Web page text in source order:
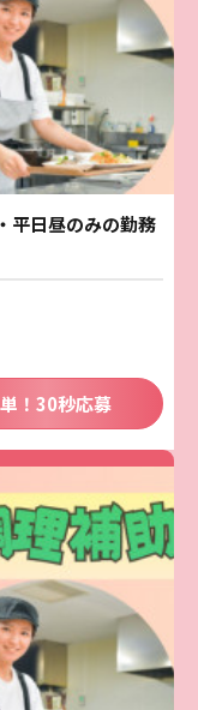
平日昼のみの勤務
！30秒応募